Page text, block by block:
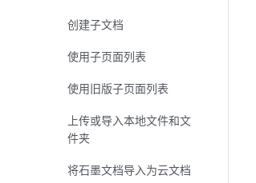
创建子文档
使用子页面列表
使用旧版子页面列表
上传或导入本地文件和文
件夹
将石墨文档导入为云文档